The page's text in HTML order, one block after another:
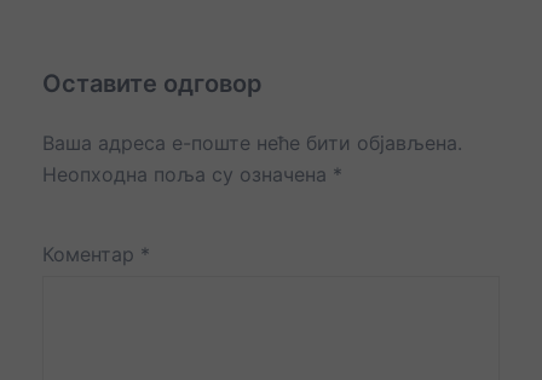
Оставите одговор
Ваша адреса е-поште неће бити објављена.
Неопходна поља су означена *
Коментар *